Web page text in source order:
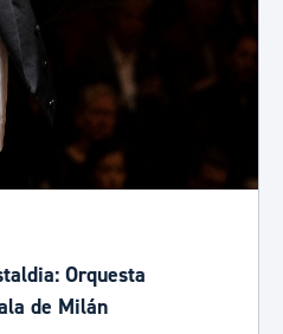
Orquesta
de Milán